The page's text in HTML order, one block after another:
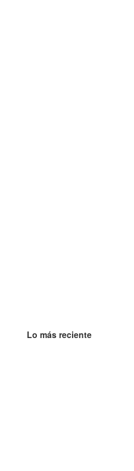
Lo más reciente